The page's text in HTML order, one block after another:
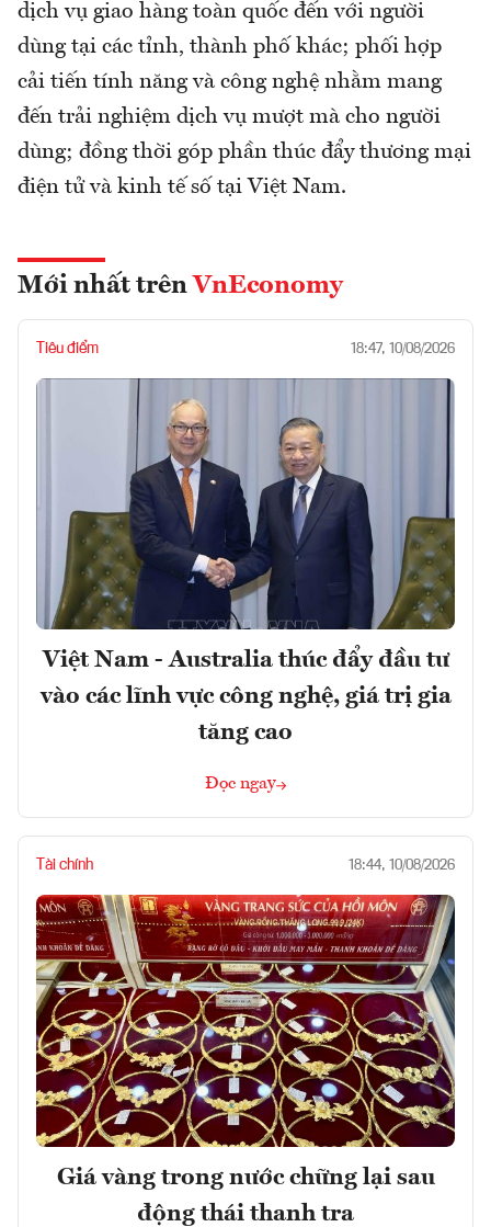
dịch vụ giao hàng toàn quốc đến với người
dùng tại các tỉnh, thành phố khác; phối hợp
cải tiến tính năng và công nghệ nhằm mang
đến trải nghiệm dịch vụ mượt mà cho người
dùng; đồng thời góp phần thúc đẩy thương mại
điện tử và kinh tế số tại Việt Nam.
Mới nhất trên VnEconomy
Tiêu điểm 18:47, 10/08/2026
Việt Nam - Australia thúc đẩy đầu tư
vào các lĩnh vực công nghệ, giá trị gia
tăng cao
Đọc ngay
Tài chính 18:44, 10/08/2026
Giá vàng trong nước chững lại sau
động thái thanh tra